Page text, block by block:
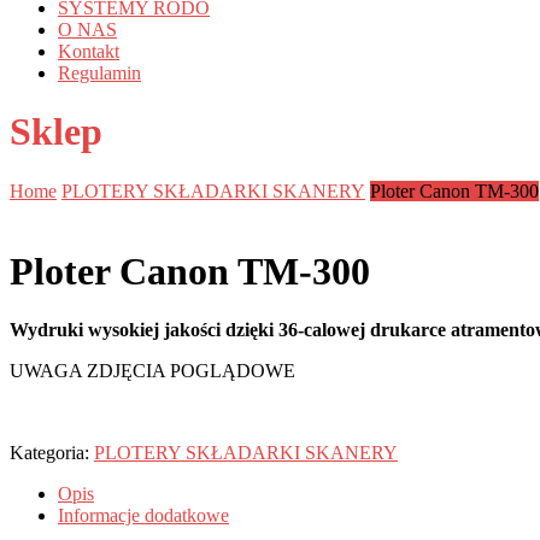
SYSTEMY RODO
O NAS
Kontakt
Regulamin
Sklep
Home PLOTERY SKŁADARKI SKANERY Ploter Canon TM-300
Ploter Canon TM-300
Wydruki wysokiej jakości dzięki 36-calowej drukarce
UWAGA ZDJĘCIA POGLĄDOWE
Kategoria: PLOTERY SKŁADARKI SKANERY
Opis
Informacje dodatkowe